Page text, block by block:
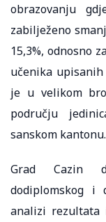
obrazovanju
zabilježeno
15,3%, odnosno
učenika
je u velikom
području
sanskom kantonu.
Grad Cazin
dodiplomskog i
analizi rezultata